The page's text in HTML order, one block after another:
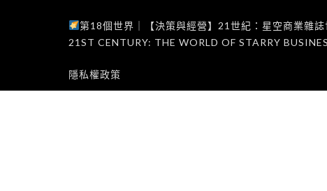
第18個世界｜【決策與經營】21世紀：星空商業雜
21ST CENTURY: THE WORLD OF STARRY
隱私權政策